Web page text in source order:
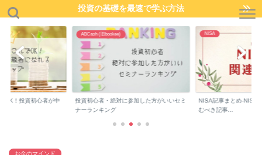
投資の基礎を最速で学ぶ方法
OK！投資初心者が中
ABCash (旧bookee)
投資初心者・絶対に参加した方がいいセミ
ナーランキング
NISA
NISA記事まとめ-NISA
むべき記事...
お金のマインド